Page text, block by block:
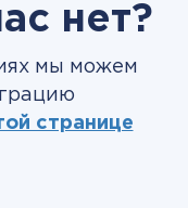
нет?
мы можем
странице